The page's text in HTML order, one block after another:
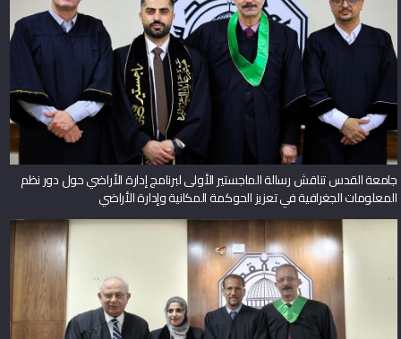
جامعة القدس تناقش رسالة الماجستير الأولى لبرنامج إدارة الأراضي حول دور نظم
المعلومات الجغرافية في تعزيز الحوكمة المكانية وإدارة الأراضي